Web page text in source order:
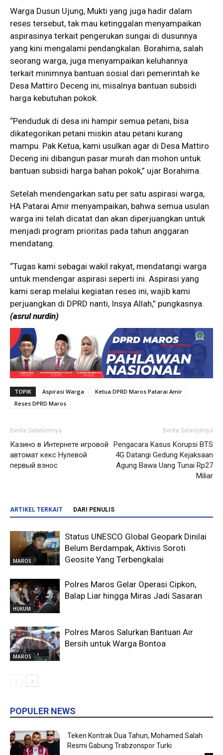
Warga Dusun Ujung, Mukti yang juga hadir dalam
reses tersebut, tak mau ketinggalan menyampaikan
aspirasinya terkait pengerukan sungai di dusunnya
yang kini mengalami pendangkalan. Borahima, salah
seorang warga, juga menyampaikan keluhannya
terkait minimnya bantuan sosial dari pemerintah ke
Desa Mattiro Deceng ini, misalnya bantuan subsidi
harga kebutuhan pokok.
“Penduduk di desa ini hampir semua petani, bisa
dikategorikan petani miskin atau petani kurang
mampu. Pak Ketua, kami usulkan agar di Desa Mattiro
Deceng ini dibangun pasar murah dan mohon untuk
bantuan subsidi harga bahan pokok,” ujar Borahima.
Setelah mendengarkan satu per satu aspirasi warga,
HA Patarai Amir menyampaikan, bahwa semua usulan
warga ini telah dicatat dan akan diperjuangkan untuk
menjadi program prioritas pada tahun anggaran
mendatang.
“Tugas kami sebagai wakil rakyat, mendatangi warga
untuk mendengar aspirasi seperti ini. Aspirasi yang
kami serap melalui kegiatan reses ini, wajib kami
perjuangkan di DPRD nanti, Insya Allah,” pungkasnya.
(asrul nurdin)
TOPIK Aspirasi Warga
Ketua DPRD Maros Patarai Amir
Reses DPRD Maros
Berita Sebelumnya
Казино в Интернете игровой
автомат кекс Нулевой
первый взнос
Berita Selanjutnya
Pengacara Kasus Korupsi BTS
4G Datangi Gedung Kejaksaan
Agung Bawa Uang Tunai Rp27
Miliar
ARTIKEL TERKAIT DARI PENULIS
MAROS
Status UNESCO Global Geopark Dinilai
Belum Berdampak, Aktivis Soroti
Geosite Yang Terbengkalai
HUKUM
Polres Maros Gelar Operasi Cipkon,
Balap Liar hingga Miras Jadi Sasaran
MAROS
Polres Maros Salurkan Bantuan Air
Bersih untuk Warga Bontoa
POPULER NEWS
Teken Kontrak Dua Tahun, Mohamed Salah
Resmi Gabung Trabzonspor Turki